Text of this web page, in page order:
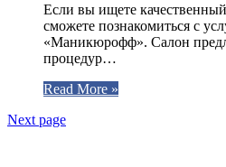
Если вы ищете
сможете познакомиться с
«Маникюрофф». Салон
процедур…
Read More »
Next page